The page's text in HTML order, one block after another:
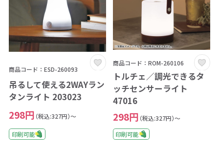
商品コード：ESD-260093
吊るして使える2WAYラン
タンライト 203023
298円 （税込:327円）～
印刷可能
商品コード：ROM-260106
トルチェ／調光できるタ
ッチセンサーライト
47016
298円 （税込:327円）～
印刷可能